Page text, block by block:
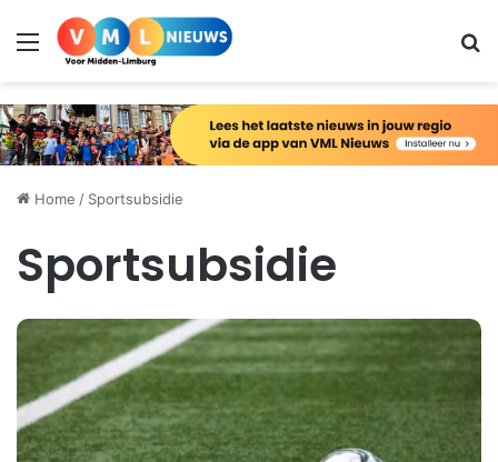
Menu
Home / Sportsubsidie
Sportsubsidie